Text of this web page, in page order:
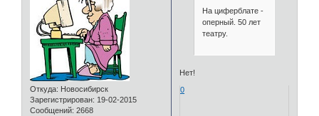
Откуда: Новосибирск
Зарегистрирован: 19-02-2015
Сообщений: 2668
На циферблате -
оперный. 50 лет
театру.
Нет!
0